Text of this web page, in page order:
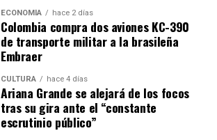
ECONOMÍA hace 2 días
Colombia compra dos aviones KC-390
de transporte militar a la brasileña
Embraer
CULTURA hace 4 días
Ariana Grande se alejará de los focos
tras su gira ante el “constante
escrutinio público”